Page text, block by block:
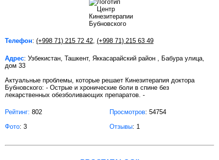
Телефон: (+998 71) 215 72 42, (+998 71) 215 63 49
Адрес: Узбекистан, Ташкент, Яккасарайский район , Бабура улица,
дом 33
Актуальные проблемы, которые решает Кинезитерапия доктора
Бубновского: - Острые и хронические боли в спине без
лекарственных обезболивающих препаратов. -
Рейтинг: 802 Просмотров: 54754
Фото: 3 Отзывы: 1